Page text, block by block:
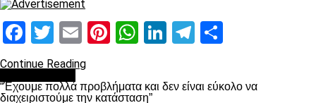
Facebook
Twitter
EmailPinterest
WhatsApp
LinkedIn
Telegram
Continue Reading
“Έχουμε πολλά προβλήματα και δεν είναι εύκολο να
διαχειριστούμε την κατάσταση”